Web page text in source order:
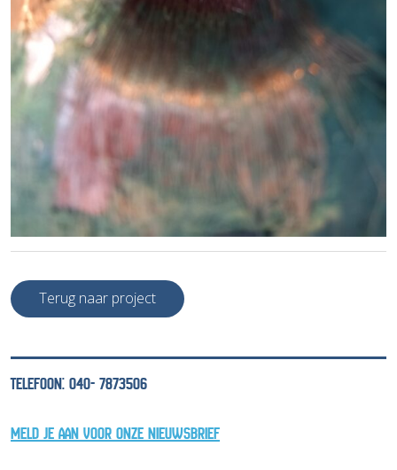
Terug naar project
TELEFOON: 040- 7873506
MELD JE AAN VOOR ONZE NIEUWSBRIEF